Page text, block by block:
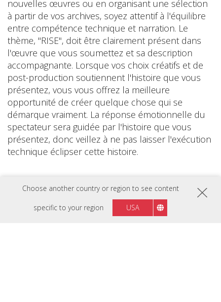
Choose another country or region to see content
specific to your region USA
nouvelles œuvres ou en organisant une sélection
à partir de vos archives, soyez attentif à l'équilibre
entre compétence technique et narration. Le
thème, "RISE", doit être clairement présent dans
l'œuvre que vous soumettez et sa description
accompagnante. Lorsque vos choix créatifs et de
post-production soutiennent l'histoire que vous
présentez, vous vous offrez la meilleure
opportunité de créer quelque chose qui se
démarque vraiment. La réponse émotionnelle du
spectateur sera guidée par l'histoire que vous
présentez, donc veillez à ne pas laisser l'exécution
technique éclipser cette histoire.
Plus de conseils